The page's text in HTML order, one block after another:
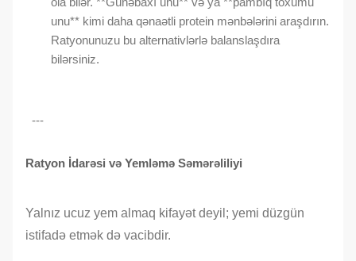
unu** kimi daha qənaətli protein mənbələrini araşdırın.
Ratyonunuzu bu alternativlərlə balanslaşdıra
bilərsiniz.
---
Ratyon İdarəsi və Yemləmə Səmərəliliyi
Yalnız ucuz yem almaq kifayət deyil; yemi düzgün
istifadə etmək də vacibdir.